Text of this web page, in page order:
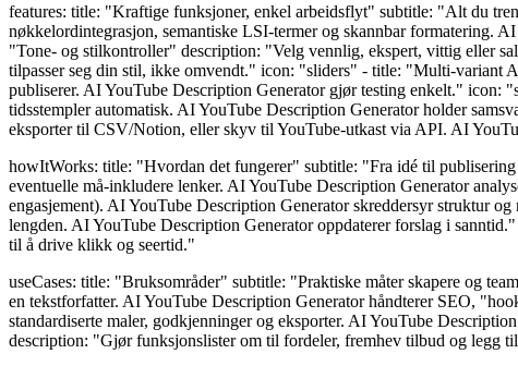
features: title: "Kraftige funksjoner, enkel arbeidsflyt" subtitle: "Alt du
nøkkelordintegrasjon, semantiske LSI-termer og skannbar formatering.
"Tone- og stilkontroller" description: "Velg vennlig, ekspert, vittig eller
tilpasser seg din stil, ikke omvendt." icon: "sliders" - title: "Multi-variant
publiserer. AI YouTube Description Generator gjør testing enkelt."
tidsstempler automatisk. AI YouTube Description Generator holder
eksporter til CSV/Notion, eller skyv til YouTube-utkast via API. AI
howItWorks: title: "Hvordan det fungerer" subtitle: "Fra idé til
eventuelle må-inkludere lenker. AI YouTube Description Generator
engasjement). AI YouTube Description Generator skreddersyr struktur
lengden. AI YouTube Description Generator oppdaterer forslag i
til å drive klikk og seertid."
useCases: title: "Bruksområder" subtitle: "Praktiske måter skapere og
en tekstforfatter. AI YouTube Description Generator håndterer SEO,
standardiserte maler, godkjenninger og eksporter. AI YouTube
description: "Gjør funksjonslister om til fordeler, fremhev tilbud og legg